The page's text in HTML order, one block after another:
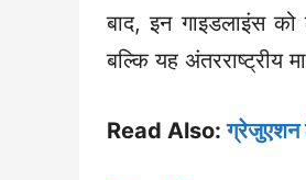
बाद, इन गाइडलाइंस को
बल्कि यह अंतरराष्ट्रीय
Read Also:ग्रेजुएशन